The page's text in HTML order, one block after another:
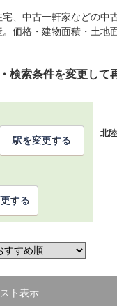
、中古一軒家などの中
価格・建物面積・土地
検索条件を変更して
北
駅を変更する
する
ト表示